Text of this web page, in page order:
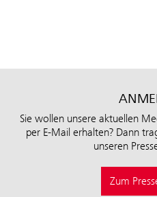
Sie wollen unsere aktuellen
per E-Mail erhalten? Dann
unseren
Zum